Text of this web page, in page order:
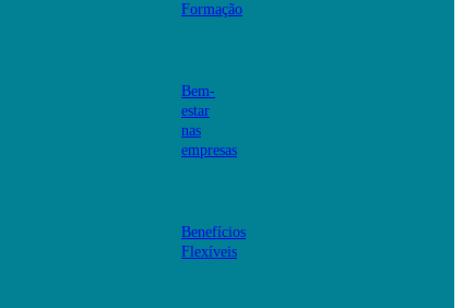
Formação
Bem-
estar
nas
empresas
Benefícios
Flexíveis